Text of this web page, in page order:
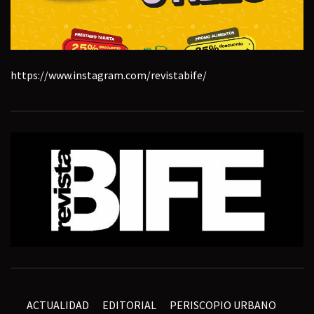
https://www.instagram.com/revistabife/
ACTUALIDAD EDITORIAL PERISCOPIO URBANO